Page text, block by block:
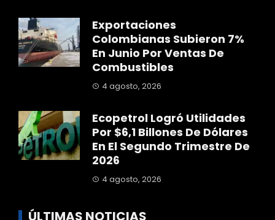
Exportaciones
Colombianas Subieron 7%
En Junio Por Ventas De
Combustibles
4 agosto, 2026
Ecopetrol Logró Utilidades
Por $6,1 Billones De Dólares
En El Segundo Trimestre De
2026
4 agosto, 2026
ÚLTIMAS NOTICIAS